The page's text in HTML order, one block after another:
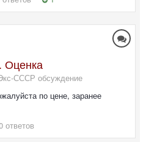
Оценка
СССР обсуждение
по цене, заранее
ответов